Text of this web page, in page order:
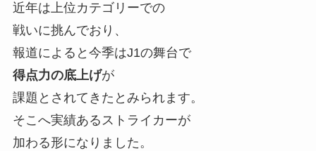
近年は上位カテゴリーでの
戦いに挑んでおり、
報道によると今季はJ1の舞台で
得点力の底上げが
課題とされてきたとみられます。
そこへ実績あるストライカーが
加わる形になりました。